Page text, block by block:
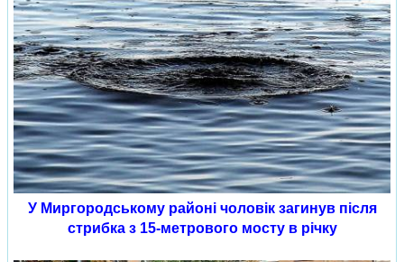
У Миргородському районі чоловік загинув після
стрибка з 15-метрового мосту в річку